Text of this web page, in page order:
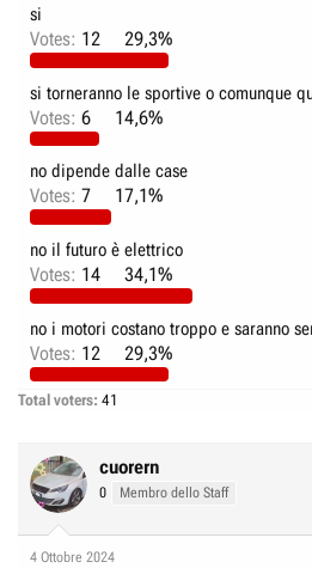
t
o
r
e
D
s
c
u
s
s
i
o
n
i
I
n
si
Votes: 12 29,3%
si torneranno le sportive o comunque
Votes: 6 14,6%
no dipende dalle case
Votes: 7 17,1%
no il futuro è elettrico
Votes: 14 34,1%
no i motori costano troppo e saranno
Votes: 12 29,3%
Total voters 41
cuorern
0 Membro dello Staff
4 Ottobre 2024